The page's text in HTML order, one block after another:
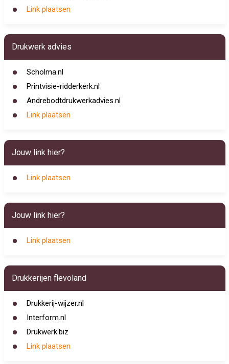
Link plaatsen
Drukwerk advies
Scholma.nl
Printvisie-ridderkerk.nl
Andrebodtdrukwerkadvies.nl
Link plaatsen
Jouw link hier?
Link plaatsen
Jouw link hier?
Link plaatsen
Drukkerijen flevoland
Drukkerij-wijzer.nl
Interform.nl
Drukwerk.biz
Link plaatsen